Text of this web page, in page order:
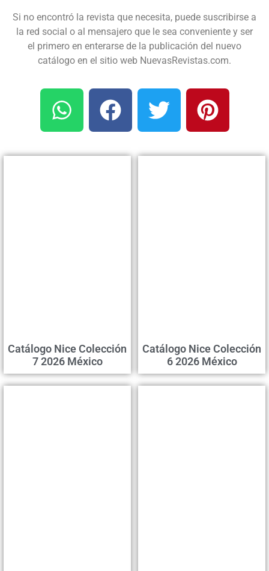
Si no encontró la revista que necesita, puede suscribirse a
la red social o al mensajero que le sea conveniente y ser
el primero en enterarse de la publicación del nuevo
catálogo en el sitio web NuevasRevistas.com.
Catálogo Nice Colección
7 2026 México
Catálogo Nice Colección
6 2026 México